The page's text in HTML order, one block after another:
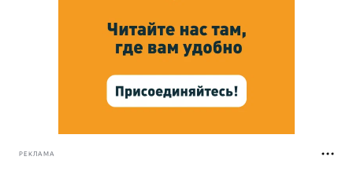
РЕКЛАМА